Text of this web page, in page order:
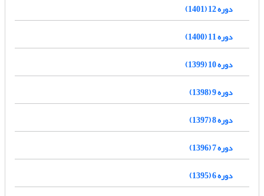
دوره 12 (1401)
دوره 11 (1400)
دوره 10 (1399)
دوره 9 (1398)
دوره 8 (1397)
دوره 7 (1396)
دوره 6 (1395)